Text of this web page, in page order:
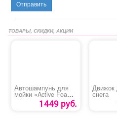
Отправить
ТОВАРЫ, СКИДКИ, АКЦИИ
Автошампунь для
мойки «Active Foam
ULTRA PF-80 AVS»
1449 руб.
Движок
снега